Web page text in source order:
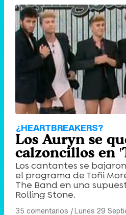
¿HEARTBREAKERS?
Los Auryn se
calzoncillos en
Los cantantes se
el programa de Toñi
The Band en una
Rolling Stone.
35 comentarios |Lunes 29